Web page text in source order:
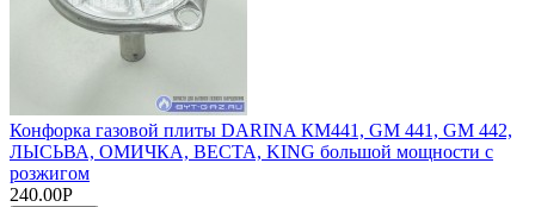
Конфорка газовой плиты DARINA КМ441, GM 441, GM 442,
ЛЫСЬВА, ОМИЧКА, ВЕСТА, KING большой мощности с
розжигом
240.00Р